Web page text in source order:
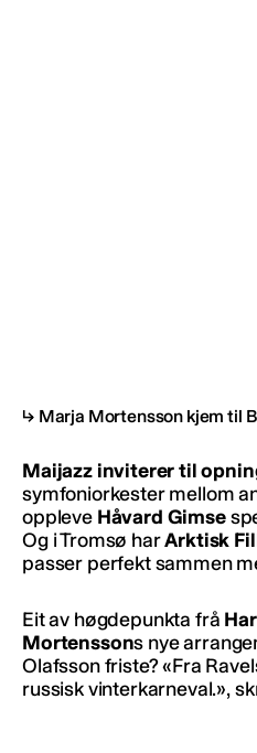
Marja Mortensson kjem til
Maijazz inviterer til
symfoniorkester mellom
oppleve Håvard Gimse
Og i Tromsø harArktisk
passer perfekt sammen
Eit av høgdepunkta frå
Mortenssons nye
Olafsson friste? «Fra
russisk vinterkarneval.»,